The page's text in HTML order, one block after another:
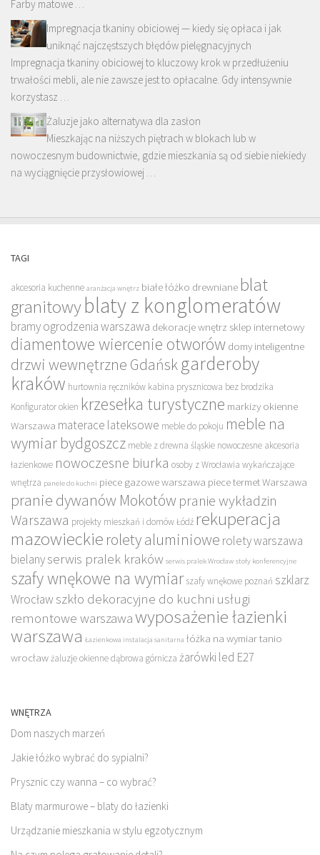
Farby matowe …
Impregnacja tkaniny obiciowej — kiedy się opłaca i jak
uniknąć najczęstszych błędów pielęgnacyjnych
Impregnacja tkaniny obiciowej to kluczowy krok w przedłużeniu
trwałości mebli, ale nie zawsze jest to opłacalne. Gdy intensywnie
korzystasz …
Żaluzje jako alternatywa dla zasłon
Mieszkając na niższych piętrach w blokach lub w
nowoczesnym budownictwie, gdzie mieszkania są od siebie niekiedy
na wyciągnięcie przysłowiowej …
TAGI
akcesoria kuchenne aranżacja wnętrz białe łóżko drewniane blat
granitowyblaty z konglomeratów
bramy ogrodzenia warszawa dekoracje wnętrz sklep internetowy
diamentowe wiercenie otworów domy inteligentne
drzwi wewnętrzne Gdańsk garderoby
kraków hurtownia ręczników kabina prysznicowa bez brodzika
Konfigurator okien krzesełka turystyczne markizy okienne
Warszawa materace lateksowe meble do pokoju meble na
wymiar bydgoszcz meble z drewna śląskie nowoczesne akcesoria
łazienkowe nowoczesne biurka osoby z Wrocławia wykańczające
wnętrza panele do kuchni piece gazowe warszawa piece termet Warszawa
pranie dywanów Mokotów pranie wykładzin
Warszawa projekty mieszkań i domów Łódź rekuperacja
mazowieckie rolety aluminiowe rolety warszawa
bielanyserwis pralek kraków serwis pralek Wrocław stoły konferencyjne
szafy wnękowe na wymiar szafy wnękowe poznań szklarz
Wrocław szkło dekoracyjne do kuchni usługi
remontowe warszawawyposażenie łazienki
warszawa Łazienkowa instalacja sanitarna łóżka na wymiar tanio
wrocławżaluzje okienne dąbrowa górnicza żarówki led E27
WNĘTRZA
Dom naszych marzeń
Jakie łóżko wybrać do sypialni?
Prysznic czy wanna – co wybrać?
Blaty marmurowe – blaty do łazienki
Urządzanie mieszkania w stylu egzotycznym